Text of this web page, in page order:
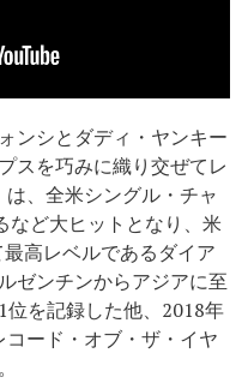
ンシとダディ・ヤンキー
スを巧みに織り交ぜてレ
、全米シングル・チャ
など大ヒットとなり、米
高レベルであるダイア
ゼンチンからアジアに至
位を記録した他、2018年
ード・オブ・ザ・イヤ